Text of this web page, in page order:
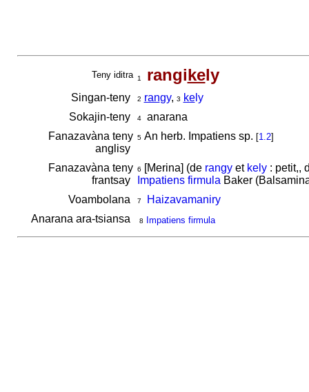
Teny iditra 1 rangikely
Singan-teny 2 rangy, 3 kely
Sokajin-teny
4anarana
Fanazavàna teny
anglisy
5An herb. Impatiens sp. [1.2]
Fanazavàna teny
frantsay
6 [Merina] (de rangyet kely: petit,,
Impatiens firmula Baker
Voambolana
7
Haizavamaniry
Anarana ara-tsiansa
8 Impatiens firmula